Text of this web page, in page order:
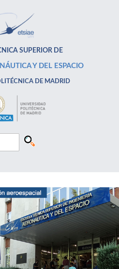
SUPERIOR DE
Y DEL ESPACIO
DE MADRID